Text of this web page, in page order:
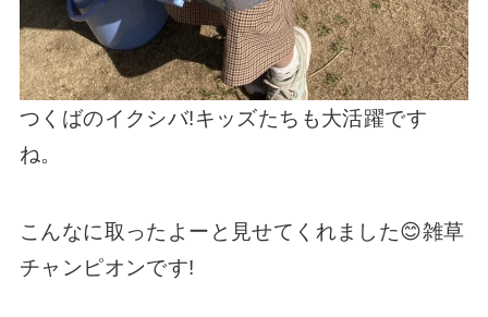
つくばのイクシバ!キッズたちも大活躍です
ね。
こんなに取ったよーと見せてくれました😊雑草
チャンピオンです!